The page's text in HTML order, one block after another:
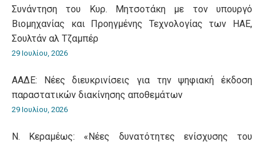
Συνάντηση του Κυρ. Μητσοτάκη με τον υπουργό
Βιομηχανίας και Προηγμένης Τεχνολογίας των ΗΑΕ,
Σουλτάν αλ Τζαμπέρ
29 Ιουλίου, 2026
ΑΑΔΕ: Νέες διευκρινίσεις για την ψηφιακή έκδοση
παραστατικών διακίνησης αποθεμάτων
29 Ιουλίου, 2026
Ν. Κεραμέως: «Νέες δυνατότητες ενίσχυσης του